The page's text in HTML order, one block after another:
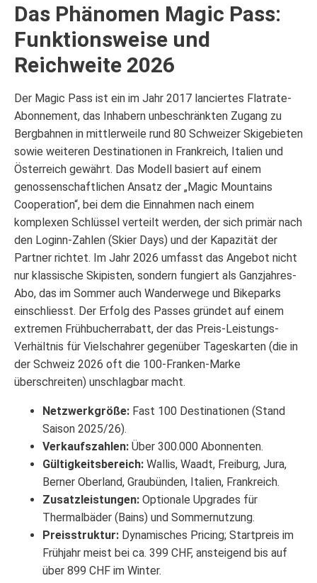
Das Phänomen Magic Pass:
Funktionsweise und
Reichweite 2026
Der Magic Pass ist ein im Jahr 2017 lanciertes Flatrate-
Abonnement, das Inhabern unbeschränkten Zugang zu
Bergbahnen in mittlerweile rund 80 Schweizer Skigebieten
sowie weiteren Destinationen in Frankreich, Italien und
Österreich gewährt. Das Modell basiert auf einem
genossenschaftlichen Ansatz der „Magic Mountains
Cooperation“, bei dem die Einnahmen nach einem
komplexen Schlüssel verteilt werden, der sich primär nach
den Loginn-Zahlen (Skier Days) und der Kapazität der
Partner richtet. Im Jahr 2026 umfasst das Angebot nicht
nur klassische Skipisten, sondern fungiert als Ganzjahres-
Abo, das im Sommer auch Wanderwege und Bikeparks
einschliesst. Der Erfolg des Passes gründet auf einem
extremen Frühbucherrabatt, der das Preis-Leistungs-
Verhältnis für Vielschahrer gegenüber Tageskarten (die in
der Schweiz 2026 oft die 100-Franken-Marke
überschreiten) unschlagbar macht.
Netzwerkgröße: Fast 100 Destinationen (Stand
Saison 2025/26).
Verkaufszahlen: Über 300.000 Abonnenten.
Gültigkeitsbereich: Wallis, Waadt, Freiburg, Jura,
Berner Oberland, Graubünden, Italien, Frankreich.
Zusatzleistungen: Optionale Upgrades für
Thermalbäder (Bains) und Sommernutzung.
Preisstruktur: Dynamisches Pricing; Startpreis im
Frühjahr meist bei ca. 399 CHF, ansteigend bis auf
über 899 CHF im Winter.